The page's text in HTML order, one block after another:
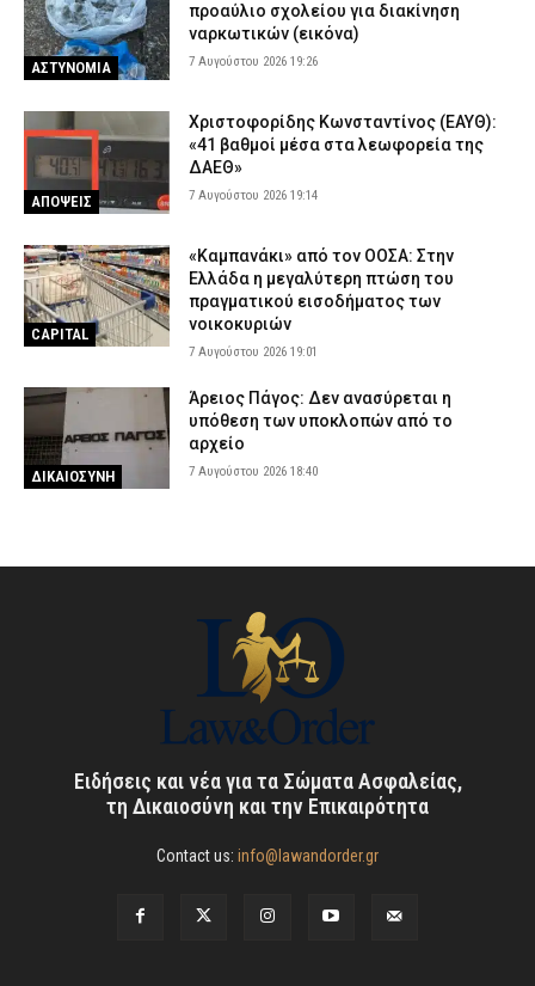
ΑΣΤΥΝΟΜΙΑ
προαύλιο σχολείου για διακίνηση
ναρκωτικών (εικόνα)
7 Αυγούστου 2026 19:26
ΑΠΟΨΕΙΣ
Χριστοφορίδης Κωνσταντίνος (ΕΑΥΘ):
«41 βαθμοί μέσα στα λεωφορεία της
ΔΑΕΘ»
7 Αυγούστου 2026 19:14
CAPITAL
«Καμπανάκι» από τον ΟΟΣΑ: Στην
Ελλάδα η μεγαλύτερη πτώση του
πραγματικού εισοδήματος των
νοικοκυριών
7 Αυγούστου 2026 19:01
ΔΙΚΑΙΟΣΥΝΗ
Άρειος Πάγος: Δεν ανασύρεται η
υπόθεση των υποκλοπών από το
αρχείο
7 Αυγούστου 2026 18:40
Ειδήσεις και νέα για τα Σώματα Ασφαλείας,
τη Δικαιοσύνη και την Επικαιρότητα
Contact us: info@lawandorder.gr